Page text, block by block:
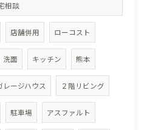
相談
店舗併用 ローコスト
洗面 キッチン 熊本
レージハウス ２階リビング
駐車場 アスファルト